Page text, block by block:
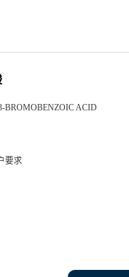
BROMOBENZOIC ACID
要求